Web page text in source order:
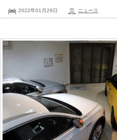
2022年01月29日 ニュース